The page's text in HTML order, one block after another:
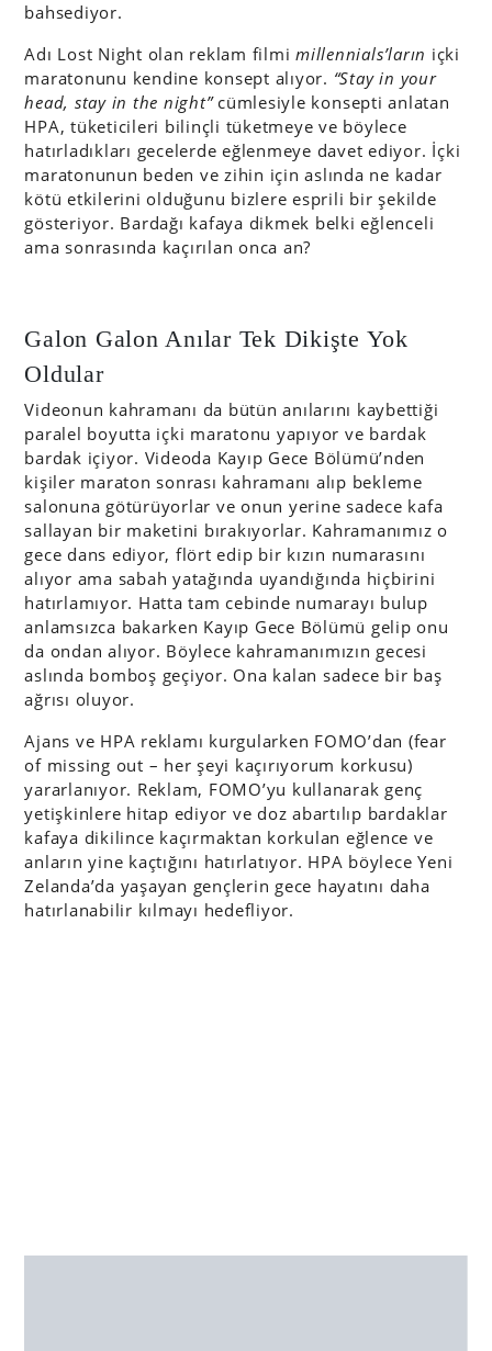
bahsediyor.
Adı Lost Night olan reklam filmimillennials’ların içki
maratonunu kendine konsept alıyor. “Stay in your
head, stay in the night”cümlesiyle konsepti anlatan
HPA, tüketicileri bilinçli tüketmeye ve böylece
hatırladıkları gecelerde eğlenmeye davet ediyor. İçki
maratonunun beden ve zihin için aslında ne kadar
kötü etkilerini olduğunu bizlere esprili bir şekilde
gösteriyor. Bardağı kafaya dikmek belki eğlenceli
ama sonrasında kaçırılan onca an?
Galon Galon Anılar Tek Dikişte Yok
Oldular
Videonun kahramanı da bütün anılarını kaybettiği
paralel boyutta içki maratonu yapıyor ve bardak
bardak içiyor. Videoda Kayıp Gece Bölümü’nden
kişiler maraton sonrası kahramanı alıp bekleme
salonuna götürüyorlar ve onun yerine sadece kafa
sallayan bir maketini bırakıyorlar. Kahramanımız o
gece dans ediyor, flört edip bir kızın numarasını
alıyor ama sabah yatağında uyandığında hiçbirini
hatırlamıyor. Hatta tam cebinde numarayı bulup
anlamsızca bakarken Kayıp Gece Bölümü gelip onu
da ondan alıyor. Böylece kahramanımızın gecesi
aslında bomboş geçiyor. Ona kalan sadece bir baş
ağrısı oluyor.
Ajans ve HPA reklamı kurgularken FOMO’dan (fear
of missing out – her şeyi kaçırıyorum korkusu)
yararlanıyor. Reklam, FOMO’yu kullanarak genç
yetişkinlere hitap ediyor ve doz abartılıp bardaklar
kafaya dikilince kaçırmaktan korkulan eğlence ve
anların yine kaçtığını hatırlatıyor. HPA böylece Yeni
Zelanda’da yaşayan gençlerin gece hayatını daha
hatırlanabilir kılmayı hedefliyor.